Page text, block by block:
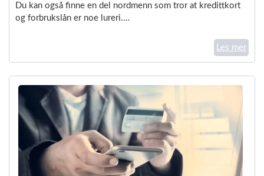
Du kan også finne en del nordmenn som tror at kredittkort
og forbrukslån er noe lureri.…
Les mer